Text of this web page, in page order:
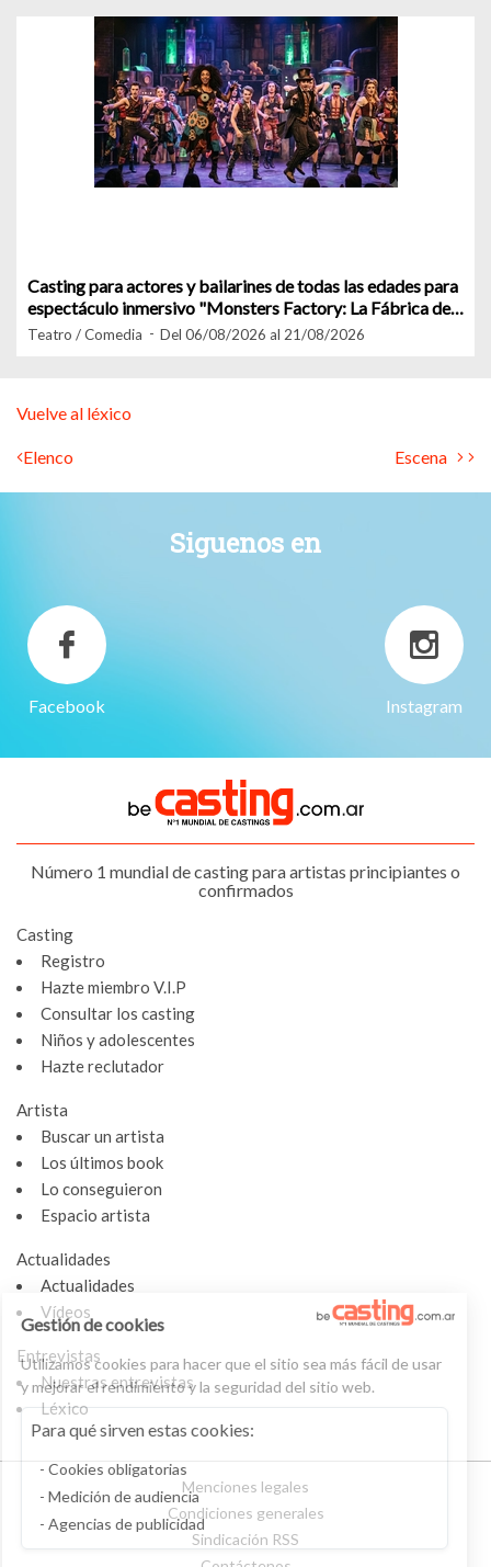
Casting para actores y bailarines de todas las edades para
espectáculo inmersivo "Monsters Factory: La Fábrica de
Sustos"
Teatro / Comedia Del 06/08/2026 al 21/08/2026
Vuelve al léxico
Elenco Escena
Siguenos en
Facebook Instagram
Número 1 mundial de casting para artistas principiantes o
confirmados
Casting
Registro
Hazte miembro V.I.P
Consultar los casting
Niños y adolescentes
Hazte reclutador
Artista
Buscar un artista
Los últimos book
Lo conseguieron
Espacio artista
Actualidades
Actualidades
Vídeos
Entrevistas
Nuestras entrevistas
Léxico
Menciones legales
Condiciones generales
Sindicación RSS
Gestión de cookies
Utilizamos cookies para hacer que el sitio sea más fácil de usar
y mejorar el rendimiento y la seguridad del sitio web.
Para qué sirven estas cookies:
Cookies obligatorias
Medición de audiencia
Agencias de publicidad